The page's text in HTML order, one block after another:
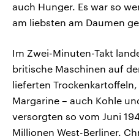
auch Hunger. Es war so
am liebsten am Daumen
Im Zwei-Minuten-Takt
britische Maschinen auf
lieferten
Margarine – auch Kohle
versorgten so vom Juni
Millionen West-Berliner.